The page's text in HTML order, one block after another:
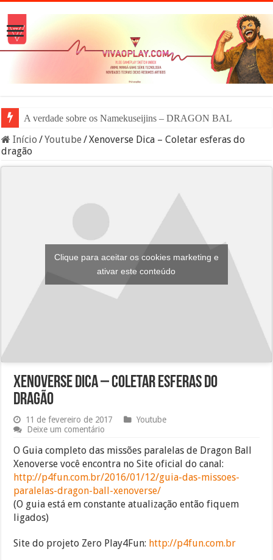
A verdade sobre os Namekuseijins – DRAGON BALL #News
Início /Youtube /Xenoverse Dica – Coletar esferas do
dragão
Clique para aceitar os cookies marketing e
ativar este conteúdo
Xenoverse Dica – Coletar esferas do
dragão
11 de fevereiro de 2017
Youtube
Deixe um comentário
O Guia completo das missões paralelas de Dragon Ball
Xenoverse você encontra no Site oficial do canal:
http://p4fun.com.br/2016/01/12/guia-das-missoes-
paralelas-dragon-ball-xenoverse/
(O guia está em constante atualização então fiquem
ligados)
Site do projeto Zero Play4Fun: http://p4fun.com.br